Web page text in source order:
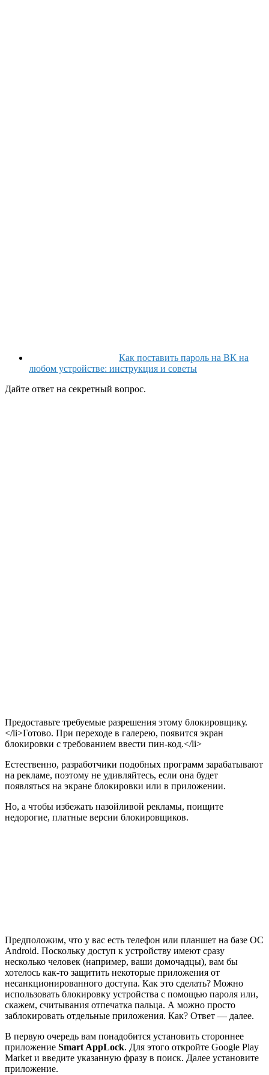
Как поставить пароль на ВК на
любом устройстве: инструкция и советы
Дайте ответ на секретный вопрос.
Предоставьте требуемые разрешения этому блокировщику.
</li>Готово. При переходе в галерею, появится экран
блокировки с требованием ввести пин-код.</li>
Естественно, разработчики подобных программ зарабатывают
на рекламе, поэтому не удивляйтесь, если она будет
появляться на экране блокировки или в приложении.
Но, а чтобы избежать назойливой рекламы, поищите
недорогие, платные версии блокировщиков.
Предположим, что у вас есть телефон или планшет на базе ОС
Android. Поскольку доступ к устройству имеют сразу
несколько человек (например, ваши домочадцы), вам бы
хотелось как-то защитить некоторые приложения от
несанкционированного доступа. Как это сделать? Можно
использовать блокировку устройства с помощью пароля или,
скажем, считывания отпечатка пальца. А можно просто
заблокировать отдельные приложения. Как? Ответ — далее.
В первую очередь вам понадобится установить стороннее
приложение Smart AppLock. Для этого откройте Google Play
Market и введите указанную фразу в поиск. Далее установите
приложение.